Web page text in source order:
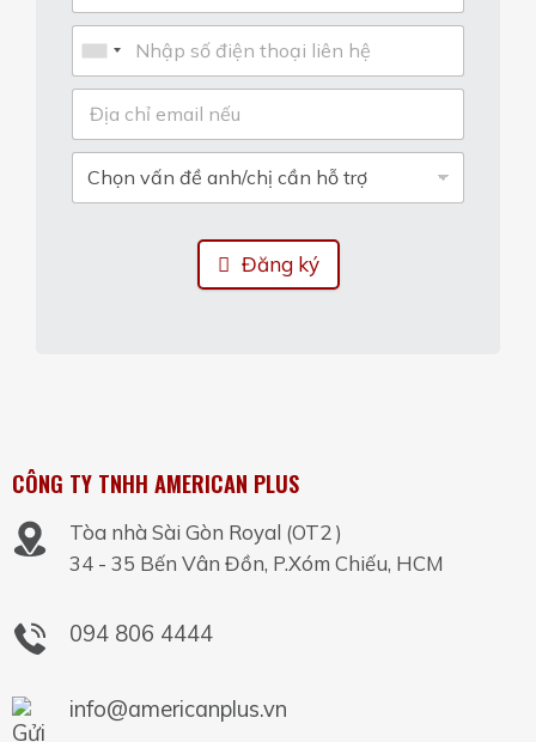
Đăng ký
CÔNG TY TNHH AMERICAN PLUS
Tòa nhà Sài Gòn Royal (OT2 )
34 - 35 Bến Vân Đồn, P.Xóm Chiếu, HCM
094 806 4444
info@americanplus.vn